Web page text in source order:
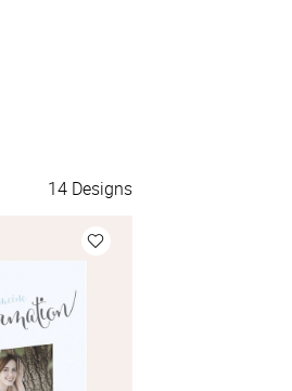
14Designs